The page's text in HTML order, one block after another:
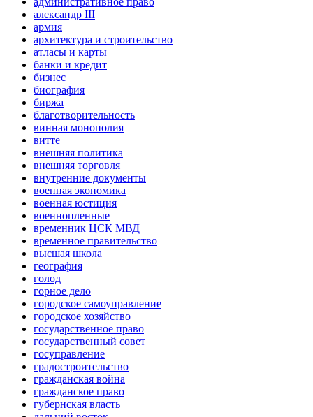
александр III
армия
архитектура и строительство
атласы и карты
банки и кредит
бизнес
биография
биржа
благотворительность
винная монополия
витте
внешняя политика
внешняя торговля
внутренние документы
военная экономика
военная юстиция
военнопленные
временник ЦСК МВД
временное правительство
высшая школа
география
голод
горное дело
городское самоуправление
городское хозяйство
государственное право
государственный совет
госуправление
градостроительство
гражданская война
гражданское право
губернская власть